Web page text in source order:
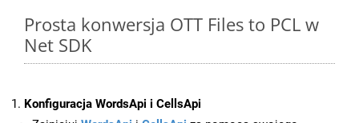
Prosta konwersja OTT Files to PCL w
Net SDK
Konfiguracja WordsApi i CellsApi